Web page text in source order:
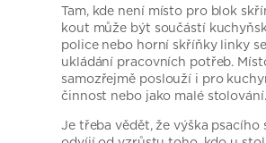
Tam, kde není místo pro blok
kout může být součástí
police nebo horní skříňky linky
ukládání pracovních potřeb.
samozřejmě poslouží i pro
činnost nebo jako malé stolování.
Je třeba vědět, že výška psacího